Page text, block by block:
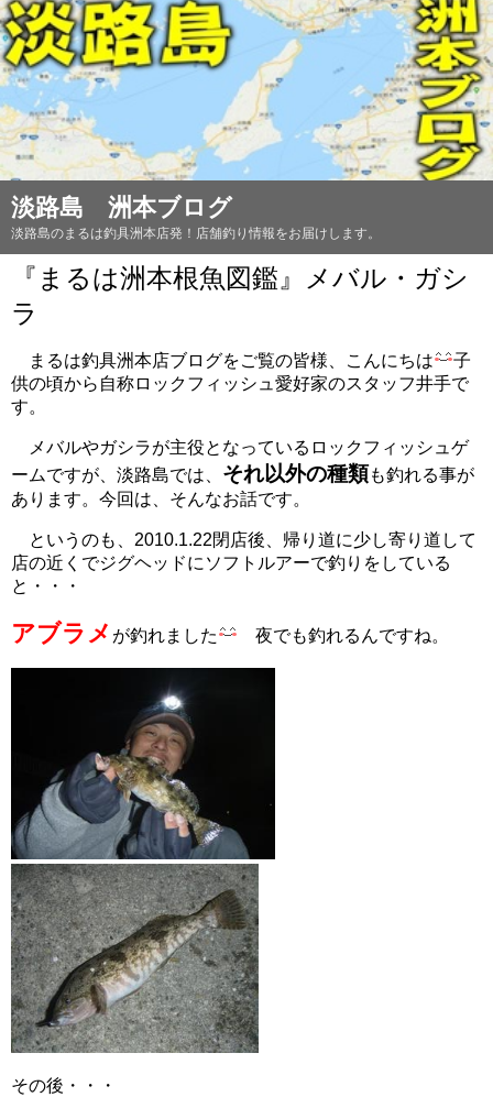
淡路島 洲本ブログ
淡路島のまるは釣具洲本店発！店舗釣り情報をお届けします。
『まるは洲本根魚図鑑』メバル・ガシ
ラ
まるは釣具洲本店ブログをご覧の皆様、こんにちは
子
供の頃から自称ロックフィッシュ愛好家のスタッフ井手で
す。
メバルやガシラが主役となっているロックフィッシュゲ
ームですが、淡路島では、 それ以外の種類も釣れる事が
あります。今回は、そんなお話です。
というのも、2010.1.22閉店後、帰り道に少し寄り道して
店の近くでジグヘッドにソフトルアーで釣りをしている
と・・・
アブラメ が釣れました 夜でも釣れるんですね。
その後・・・